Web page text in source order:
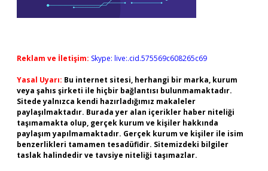
Reklam ve İletişim: Skype: live:.cid.575569c608265c69
Yasal Uyarı: Bu internet sitesi, herhangi bir marka, kurum
veya şahıs şirketi ile hiçbir bağlantısı bulunmamaktadır.
Sitede yalnızca kendi hazırladığımız makaleler
paylaşılmaktadır. Burada yer alan içerikler haber niteliği
taşımamakta olup, gerçek kurum ve kişiler hakkında
paylaşım yapılmamaktadır. Gerçek kurum ve kişiler ile isim
benzerlikleri tamamen tesadüfidir. Sitemizdeki bilgiler
taslak halindedir ve tavsiye niteliği taşımazlar.